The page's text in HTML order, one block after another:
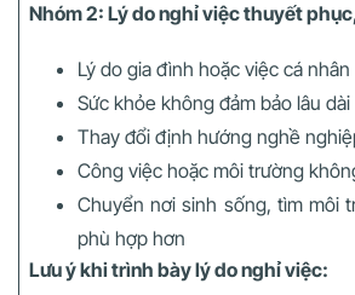
Nhóm 2: Lý do nghỉ việc thuyết
Lý do gia đình hoặc việc cá nhân
Sức khỏe không đảm bảo lâu dài
Thay đổi định hướng nghề
Công việc hoặc môi trường
Chuyển nơi sinh sống, tìm môi
phù hợp hơn
Lưu ý khi trình bày lý do nghỉ việc: